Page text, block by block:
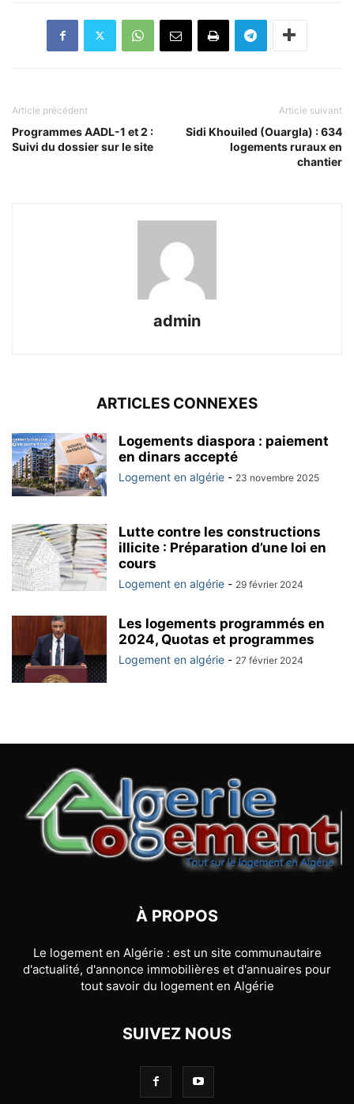
Article précédent
Programmes AADL-1 et 2 :
Suivi du dossier sur le site
Article suivant
Sidi Khouiled (Ouargla) : 634
logements ruraux en
chantier
admin
ARTICLES CONNEXES
Logements diaspora : paiement
en dinars accepté
Logement en algérie - 23 novembre 2025
Lutte contre les constructions
illicite : Préparation d’une loi en
cours
Logement en algérie - 29 février 2024
Les logements programmés en
2024, Quotas et programmes
Logement en algérie - 27 février 2024
À PROPOS
Le logement en Algérie : est un site communautaire
d'actualité, d'annonce immobilières et d'annuaires pour
tout savoir du logement en Algérie
SUIVEZ NOUS